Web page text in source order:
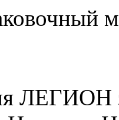
ЛЕГИОН